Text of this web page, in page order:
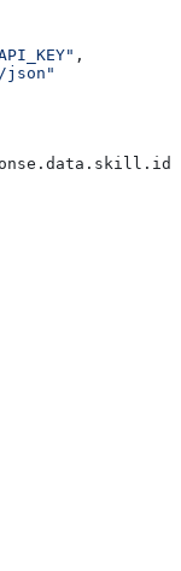
,
. data . skill . id